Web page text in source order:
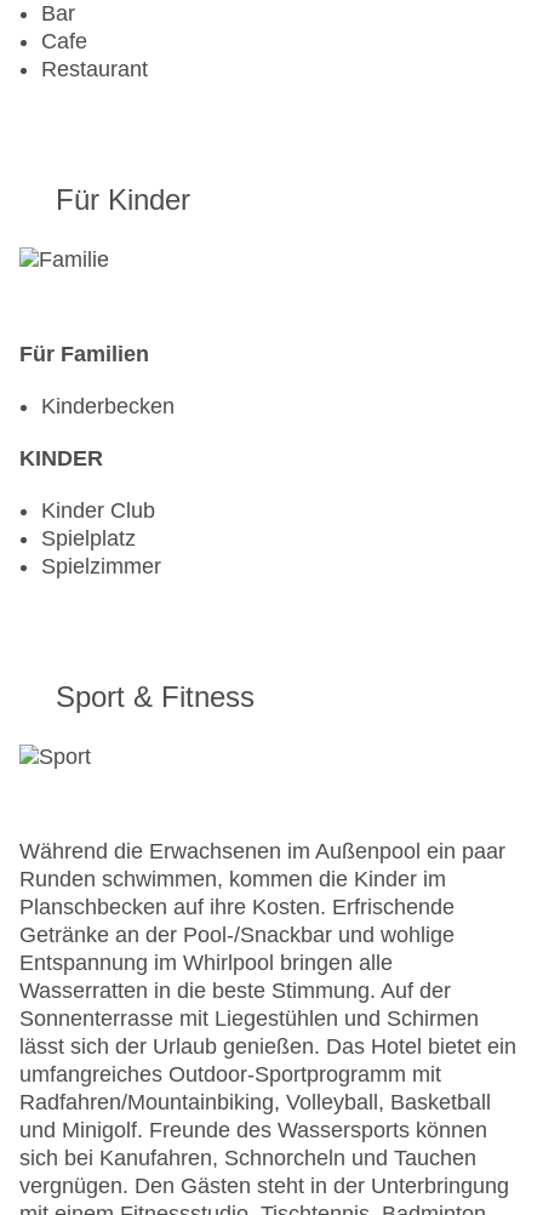
Bar
Cafe
Restaurant
Für Kinder
Für Familien
Kinderbecken
KINDER
Kinder Club
Spielplatz
Spielzimmer
Sport & Fitness
Während die Erwachsenen im Außenpool ein paar
Runden schwimmen, kommen die Kinder im
Planschbecken auf ihre Kosten. Erfrischende
Getränke an der Pool-/Snackbar und wohlige
Entspannung im Whirlpool bringen alle
Wasserratten in die beste Stimmung. Auf der
Sonnenterrasse mit Liegestühlen und Schirmen
lässt sich der Urlaub genießen. Das Hotel bietet ein
umfangreiches Outdoor-Sportprogramm mit
Radfahren/Mountainbiking, Volleyball, Basketball
und Minigolf. Freunde des Wassersports können
sich bei Kanufahren, Schnorcheln und Tauchen
vergnügen. Den Gästen steht in der Unterbringung